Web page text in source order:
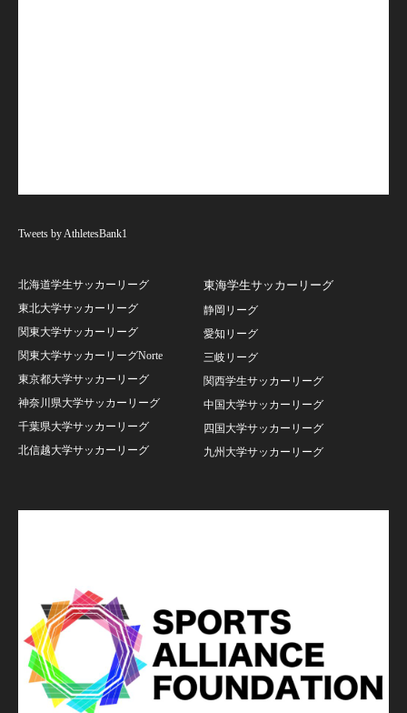
Tweets by AthletesBank1
北海道学生サッカーリーグ
東北大学サッカーリーグ
関東大学サッカーリーグ
関東大学サッカーリーグNorte
東京都大学サッカーリーグ
神奈川県大学サッカーリーグ
千葉県大学サッカーリーグ
北信越大学サッカーリーグ
東海学生サッカーリーグ
静岡リーグ
愛知リーグ
三岐リーグ
関西学生サッカーリーグ
中国大学サッカーリーグ
四国大学サッカーリーグ
九州大学サッカーリーグ